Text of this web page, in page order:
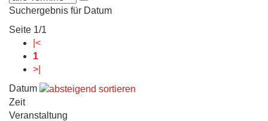
Suchergebnis für Datum
Seite 1/1
|<
1
>|
Datum
Zeit
Veranstaltung